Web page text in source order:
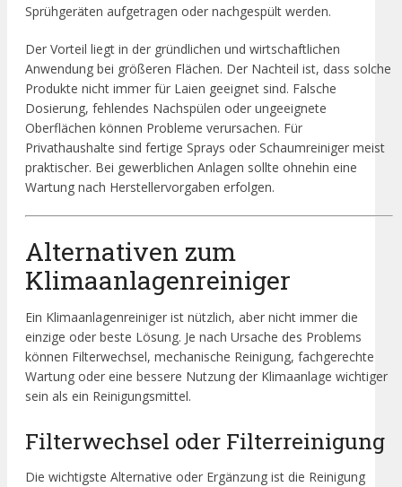
Sprühgeräten aufgetragen oder nachgespült werden.
Der Vorteil liegt in der gründlichen und wirtschaftlichen
Anwendung bei größeren Flächen. Der Nachteil ist, dass solche
Produkte nicht immer für Laien geeignet sind. Falsche
Dosierung, fehlendes Nachspülen oder ungeeignete
Oberflächen können Probleme verursachen. Für
Privathaushalte sind fertige Sprays oder Schaumreiniger meist
praktischer. Bei gewerblichen Anlagen sollte ohnehin eine
Wartung nach Herstellervorgaben erfolgen.
Alternativen zum
Klimaanlagenreiniger
Ein Klimaanlagenreiniger ist nützlich, aber nicht immer die
einzige oder beste Lösung. Je nach Ursache des Problems
können Filterwechsel, mechanische Reinigung, fachgerechte
Wartung oder eine bessere Nutzung der Klimaanlage wichtiger
sein als ein Reinigungsmittel.
Filterwechsel oder Filterreinigung
Die wichtigste Alternative oder Ergänzung ist die Reinigung